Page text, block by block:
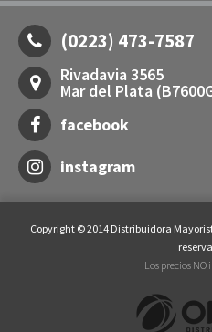
(0223) 473-7587
Rivadavia 3565
Mar del Plata
facebook
instagram
Copyright © 2014 Distribuidora
Los precios NO